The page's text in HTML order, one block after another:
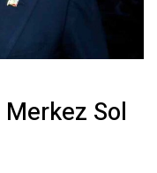
Merkez Sol